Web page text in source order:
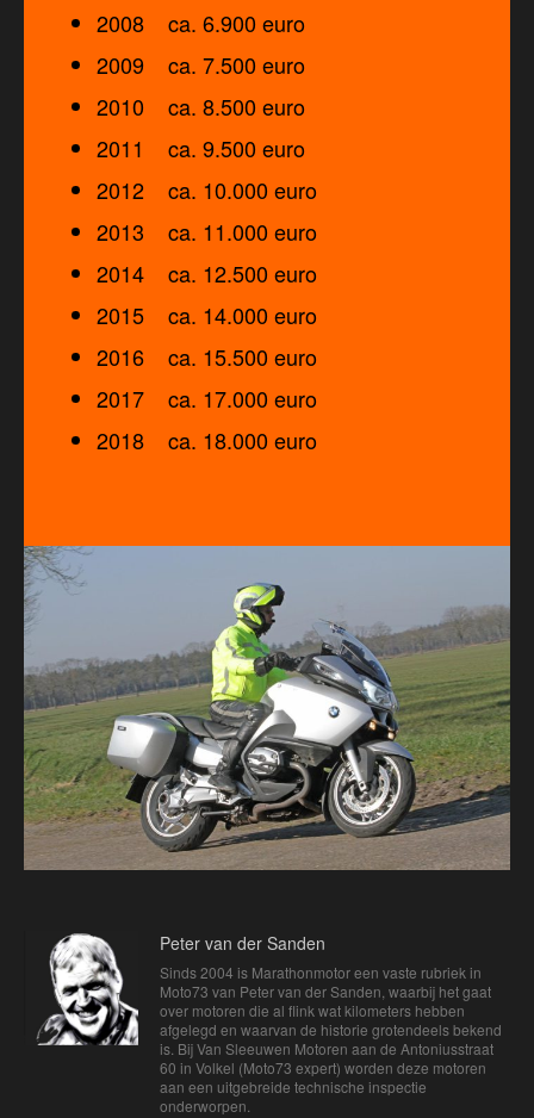
2008 ca. 6.900 euro
2009 ca. 7.500 euro
2010 ca. 8.500 euro
2011 ca. 9.500 euro
2012 ca. 10.000 euro
2013 ca. 11.000 euro
2014 ca. 12.500 euro
2015 ca. 14.000 euro
2016 ca. 15.500 euro
2017 ca. 17.000 euro
2018 ca. 18.000 euro
Peter van der Sanden
Sinds 2004 is Marathonmotor een vaste rubriek in
Moto73 van Peter van der Sanden, waarbij het gaat
over motoren die al flink wat kilometers hebben
afgelegd en waarvan de historie grotendeels bekend
is. Bij Van Sleeuwen Motoren aan de Antoniusstraat
60 in Volkel (Moto73 expert) worden deze motoren
aan een uitgebreide technische inspectie
onderworpen.